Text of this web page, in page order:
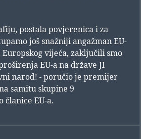
postala povjerenica i za
još snažniji angažman EU-
vijeća, zaključili smo
EU-a na države JI
narod! - poručio je premijer
samitu skupine 9
članice EU-a.